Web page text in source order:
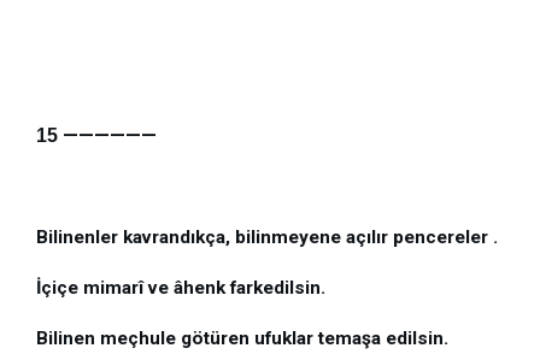
15 ——————
Bilinenler kavrandıkça, bilinmeyene açılır pencereler .
İçiçe mimarî ve âhenk farkedilsin.
Bilinen meçhule götüren ufuklar temaşa edilsin.